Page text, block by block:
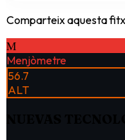
Comparteix aquesta
M
Menjòmetre
56.7
ALT